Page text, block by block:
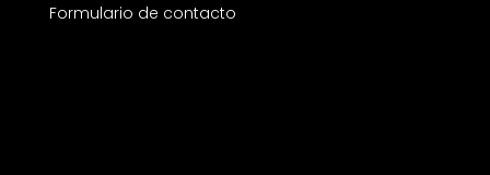
Formulario de contacto